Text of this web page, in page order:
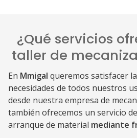
¿Qué servicios
taller de
En Mmigal queremos satisfacer
necesidades de todos nuestros
desde nuestra empresa de
también ofrecemos un servicio
arranque de material mediante